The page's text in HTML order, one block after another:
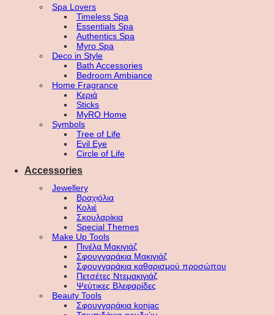
Spa Lovers
Timeless Spa
Essentials Spa
Authentics Spa
Myro Spa
Deco in Style
Bath Accessories
Bedroom Ambiance
Home Fragrance
Κεριά
Sticks
MyRO Home
Symbols
Tree of Life
Evil Eye
Circle of Life
Accessories
Jewellery
Βραχιόλια
Κολιέ
Σκουλαρίκια
Special Themes
Make Up Tools
Πινέλα Μακιγιάζ
Σφουγγαράκια Μακιγιάζ
Σφουγγαράκια καθαρισμού προσώπου
Πετσέτες Ντεμακιγιάζ
Ψεύτικες Βλεφαρίδες
Beauty Tools
Σφουγγαράκια konjac